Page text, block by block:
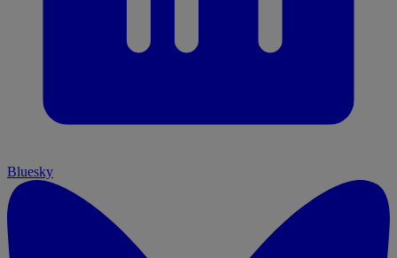
Bluesky